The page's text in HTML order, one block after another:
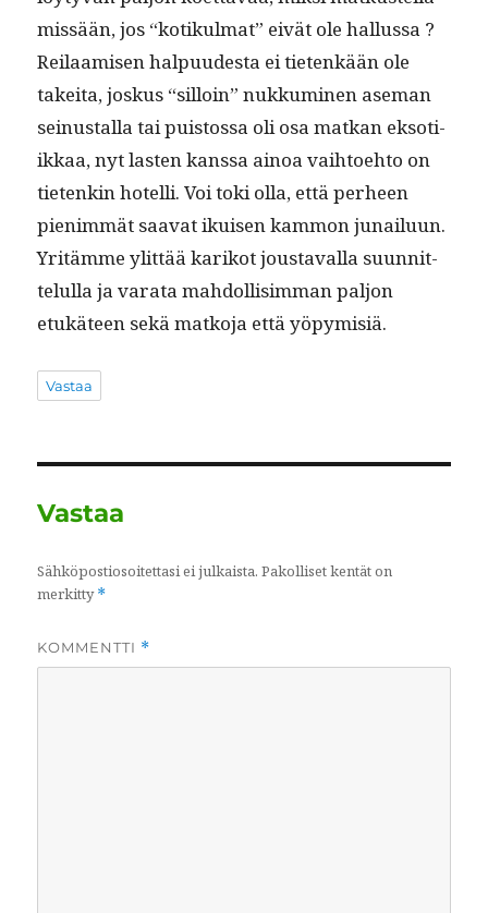
mis­sään, jos “kotikul­mat” eivät ole hallussa ?
Reilaamisen halpu­ud­es­ta ei tietenkään ole
takei­ta, joskus “sil­loin” nukku­mi­nen ase­man
sei­nustal­la tai puis­tossa oli osa matkan eksoti­
ikkaa, nyt las­ten kanssa ain­oa vai­h­toe­hto on
tietenkin hotel­li. Voi toki olla, että per­heen
pien­im­mät saa­vat ikuisen kam­mon junailu­un.
Yritämme ylit­tää karikot jous­taval­la suun­nit­
telul­la ja vara­ta mah­dol­lisim­man paljon
etukä­teen sekä matko­ja että yöpymisiä.
Vastaa
Vastaa
Sähköpostiosoitettasi ei julkaista. Pakolliset kentät on
merkitty*
KOMMENTTI *